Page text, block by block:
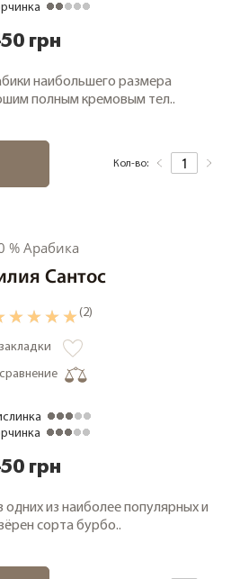
грн
наибольшего размера
полным кремовым тел..
Кол-во:
% Арабика
Сантос
(2)
грн
одних из наиболее популярных и
сорта бурбо..